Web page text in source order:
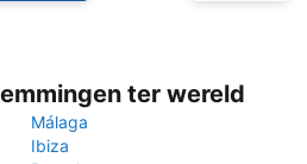
ter wereld
Málaga
Ibiza